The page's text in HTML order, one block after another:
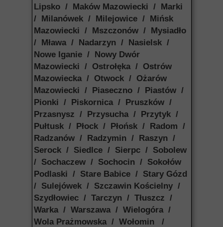
Lipsko / Maków Mazowiecki / Marki
/ Milanówek / Milejowice / Mińsk
Mazowiecki / Mszczonów / Mysiadło
/ Mława / Nadarzyn / Nasielsk /
Nowe Iganie / Nowy Dwór
Mazowiecki / Ostrołęka / Ostrów
Mazowiecka / Otwock / Ożarów
Mazowiecki / Piaseczno / Piastów /
Pionki / Piskornica / Pruszków /
Przasnysz / Przysucha / Przytyk /
Pułtusk / Płock / Płońsk / Radom /
Radzanów / Radzymin / Raszyn /
Serock / Siedlce / Sierpc / Sobolew
/ Sochaczew / Sochocin / Sokołów
Podlaski / Stare Babice / Stary Gózd
/ Sulejówek / Szczawin Kościelny /
Szydłowiec / Tarczyn / Tłuszcz /
Warka / Warszawa / Wielogóra /
Wola Prażmowska / Wołomin /